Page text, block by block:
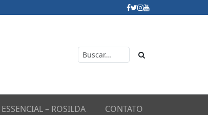
ESSENCIAL – ROSILDA
CONTATO